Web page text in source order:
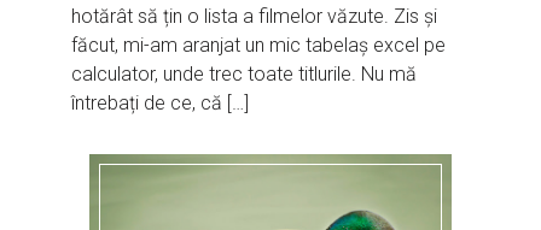
hotărât să țin o lista a filmelor văzute. Zis și
făcut, mi-am aranjat un mic tabelaș excel pe
calculator, unde trec toate titlurile. Nu mă
întrebați de ce, că […]